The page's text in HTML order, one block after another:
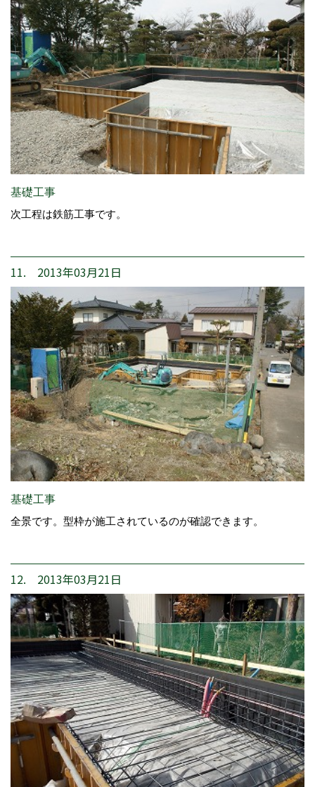
基礎工事
次工程は鉄筋工事です。
11. 2013年03月21日
基礎工事
全景です。型枠が施工されているのが確認できます。
12. 2013年03月21日